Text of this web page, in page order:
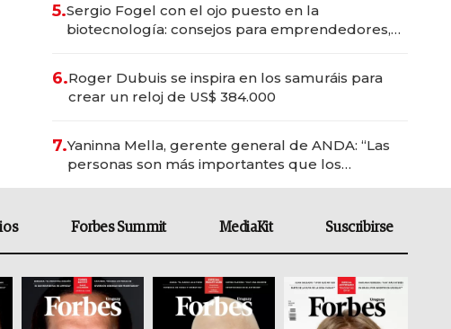
5.Sergio Fogel con el ojo puesto en la
biotecnología: consejos para emprendedores,
6.Roger Dubuis se inspira en los samuráis para
crear un reloj de US$ 384.000
7.Yaninna Mella, gerente general de ANDA: “Las
personas son más importantes que los
Forbes Summit MediaKit Suscribirse